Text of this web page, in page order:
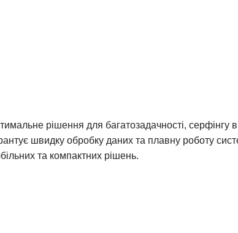
рішення для багатозадачності, серфінгу
швидку обробку даних та плавну роботу
та компактних рішень.